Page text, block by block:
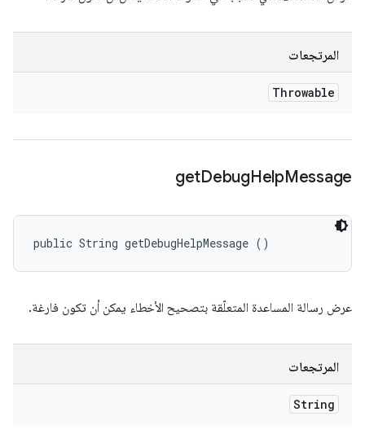
المرتجعات
Throwable
getDebugHelpMessage
public String getDebugHelpMessage ()
عرض رسالة المساعدة المتعلّقة بتصحيح الأخطاء يمكن أن تكون فارغة.
المرتجعات
String